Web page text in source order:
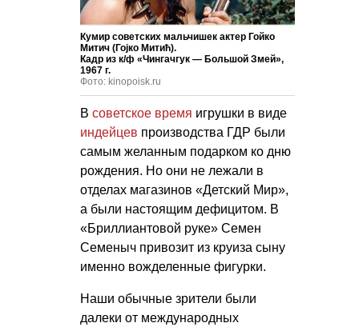
Кумир советских мальчишек актер Гойко
Митич (Гојко Митић).
Кадр из к/ф «Чингачгук — Большой Змей»,
1967 г.
Фото: kinopoisk.ru
В советское время игрушки в виде
индейцев производства ГДР были
самым желанным подарком ко дню
рождения. Но они не лежали в
отделах магазинов «Детский Мир»,
а были настоящим дефицитом. В
«Бриллиантовой руке» Семен
Семеныч привозит из круиза сыну
именно вожделенные фигурки.
Наши обычные зрители были
далеки от международных